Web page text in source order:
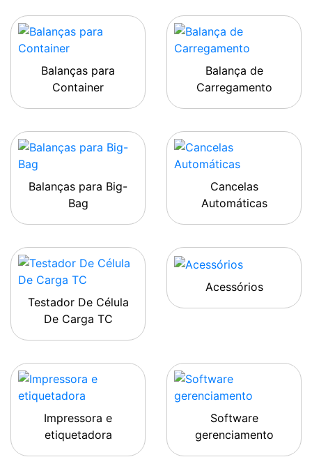
Balanças para
Container
Balança de
Carregamento
Balanças para Big-
Bag
Cancelas
Automáticas
Testador De Célula
De Carga TC
Acessórios
Impressora e
etiquetadora
Software
gerenciamento